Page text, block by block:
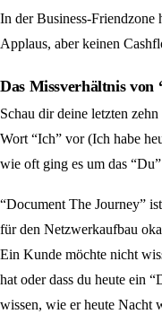
In der Business-Friendzone
Applaus, aber keinen
Das Missverhältnis von
Schau dir deine letzten
Wort “Ich” vor (Ich habe
wie oft ging es um das
“Document The Journey”
für den Netzwerkaufbau
Ein Kunde möchte nicht
hat oder dass du heute ein
wissen, wie er heute Nacht